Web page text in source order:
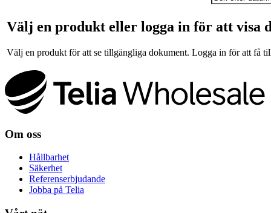
Välj en produkt eller logga in för att visa
Välj en produkt för att se tillgängliga dokument. Logga in för att få
Om oss
Hållbarhet
Säkerhet
Referenserbjudande
Jobba på Telia